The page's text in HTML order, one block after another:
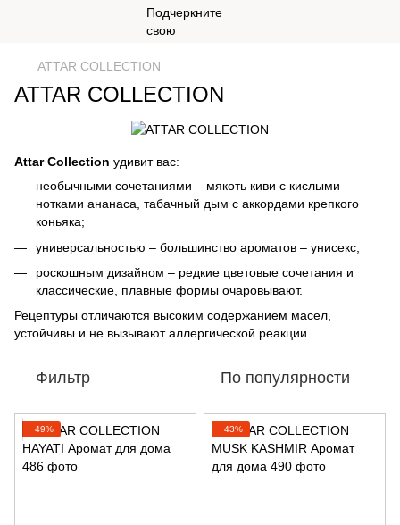
ATTAR COLLECTION
ATTAR COLLECTION
Attar Collection удивит вас:
необычными сочетаниями – мякоть киви с кислыми
нотками ананаса, табачный дым с аккордами крепкого
коньяка;
универсальностью – большинство ароматов – унисекс;
роскошным дизайном – редкие цветовые сочетания и
классические, плавные формы очаровывают.
Рецептуры отличаются высоким содержанием масел,
устойчивы и не вызывают аллергической реакции.
Фильтр По популярности
−49% −43%